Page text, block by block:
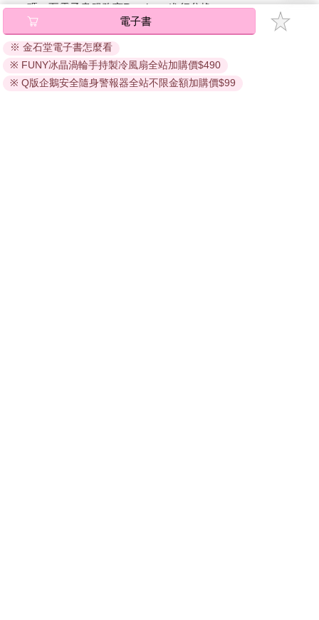
碼』至電子書服務商Readmoo進行兌換。
退換貨須知：
因版權保護，您在金石堂所購買的電子書僅能以金石堂專屬
的閱讀軟體開啟閱讀，無法以其他閱讀器或直接下載檔案。
依據「消費者保護法」第19條及行政院消費者保護處公告之
電子書
※ 金石堂電子書怎麼看
※ FUNY冰晶渦輪手持製冷風扇全站加購價$490
※ Q版企鵝安全隨身警報器全站不限金額加購價$99